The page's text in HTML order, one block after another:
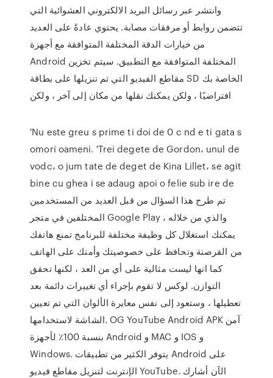
وانتشر عبر رسائل البريد الالكتروني العشوائية التي
تتضمن روابط أو مرفقات مصابة. يحتوي عادةً على العديد
من خيارات الدقة المختلفة المتوافقة مع أجهزة
Android المختلفة المتوافقة مع التطبيق. سيتم تخزين
مقاطع الفيديو التي تم تنزيلها على بطاقة SD الخاصة بك
افتراضيًا ، ولكن يمكنك نقلها من مكان إلى آخر ، ولكن
'Nu este greu s prime ti doi de 0 c nd e ti gata s
omori oameni. 'Trei degete de Gordon، unul de
vodc، o jum tate de deget de Kina Lillet، se agit
bine cu ghea i se adaug apoi o felie sub ire de
تم طرح هذا السؤال من قبل العديد من المستخدمين
المختلفين في متجر Google Play ، والذي من خلاله
يمكنك استغلال كل وظيفة مختلفة للبرنامج تمنع هاتفك
من القرصنة وتحافظ على خصوصيتك وأمنك على الهاتف
كما انها ليست مثالية على أي من العد ، لكنها تحقق
التوازن. لوكس لا تقوم بإجراء أي تغييرات دائمة بعد
تعطيلها ، وستعود إلى نفس معايرة الألوان التي تم تعيين
الشاشة لاستخدامها. OG YouTube Android APK آمن
بنسبة 100٪ لأجهزة Android و MAC و IOS و
Windows. يتوفر الكثير من تطبيقات Android على
الإنترنت لتنزيل مقاطع فيديو YouTube. الآن أشارك